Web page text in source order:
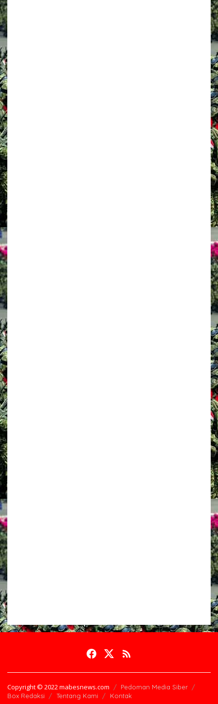
Copyright © 2022 mabesnews.com
Pedoman Media Siber
Box Redaksi
Tentang Kami Kontak